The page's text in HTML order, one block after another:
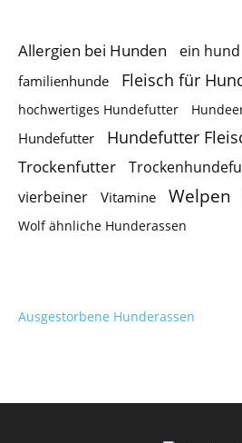
Allergien bei Hunden ein hund
familienhunde Fleisch für
hochwertiges Hundefutter
Hundefutter Hundefutter
Trockenfutter
vierbeiner
Vitamine Welpen
Wolf ähnliche Hunderassen
Ausgestorbene Hunderassen